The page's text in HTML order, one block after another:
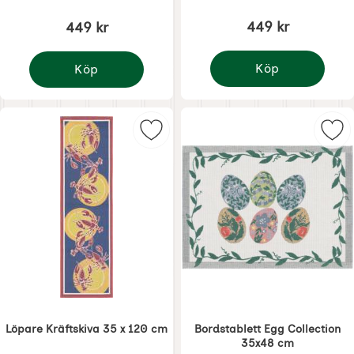
449 kr
Köp
Löpare Egg Collection 35 x 120 cm
449 kr
Köp
Löpare Hönsfamilj 35
Löpare Kräftskiva 35 x 120 cm
Markera löpare Kräftskiva 35 x
Bordstablett Egg Collection
35x48 cm